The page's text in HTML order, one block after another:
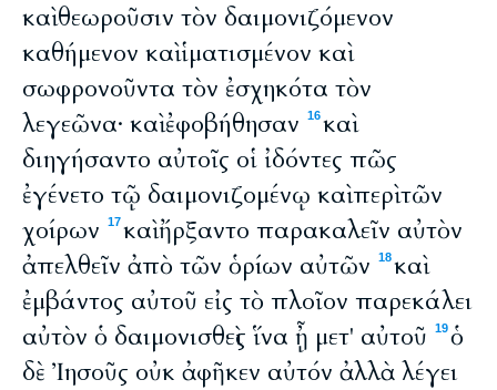
καὶ θεωροῦσιν τὸν δαιμονιζόμενον
καθήμενον καὶ ἱματισμένον καὶ
σωφρονοῦντα τὸν ἐσχηκότα τὸν
λεγεῶνα· καὶ ἐφοβήθησαν
16καὶ
διηγήσαντο αὐτοῖς οἱ ἰδόντες πῶς
ἐγένετο τῷ δαιμονιζομένῳ καὶ περὶ τῶν
χοίρων
17καὶ ἤρξαντο παρακαλεῖν αὐτὸν
ἀπελθεῖν ἀπὸ τῶν ὁρίων αὐτῶν
18καὶ
ἐμβάντος αὐτοῦ εἰς τὸ πλοῖον παρεκάλει
αὐτὸν ὁ δαιμονισθεὶς ἵνα ᾖ μετ' αὐτοῦ
19ὁ
δὲ Ἰησοῦς οὐκ ἀφῆκεν αὐτόν ἀλλὰ λέγει